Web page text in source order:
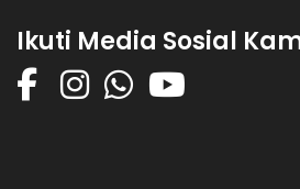
Ikuti Media Sosial